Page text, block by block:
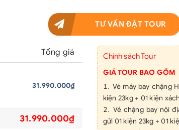
TƯ VẤN ĐẶT TOUR
Tổng giá
31.990.000₫
31.990.000₫
Chính sách Tour
GIÁ TOUR BAO GỒM
Vé máy bay chặng
kiện 23kg + 01 kiện
Vé chặng bay nội
gửi 01 kiện 23kg + 01